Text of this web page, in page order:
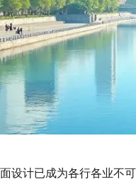
设计已成为各行各业不